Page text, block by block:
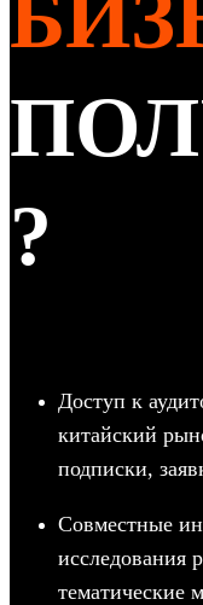
?
Доступ к
китайский
подписки,
Совместные
исследования
тематические